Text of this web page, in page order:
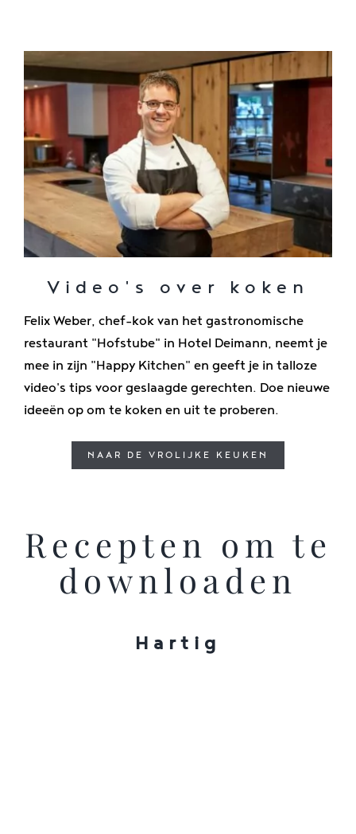
Video's over koken
Felix Weber, chef-kok van het gastronomische
restaurant "Hofstube" in Hotel Deimann, neemt je
mee in zijn "Happy Kitchen" en geeft je in talloze
video's tips voor geslaagde gerechten. Doe nieuwe
ideeën op om te koken en uit te proberen.
NAAR DE VROLIJKE KEUKEN
Recepten om te
downloaden
Hartig